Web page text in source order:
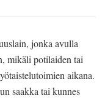
jonka avulla
mikäli potilaiden tai
aikana.
saakka tai kunnes